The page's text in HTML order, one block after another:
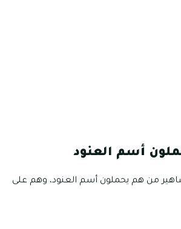
أسم العنود
من هم يحملون أسم العنود، وهم على